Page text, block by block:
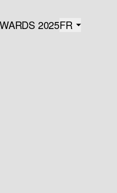
2025 Français
FR